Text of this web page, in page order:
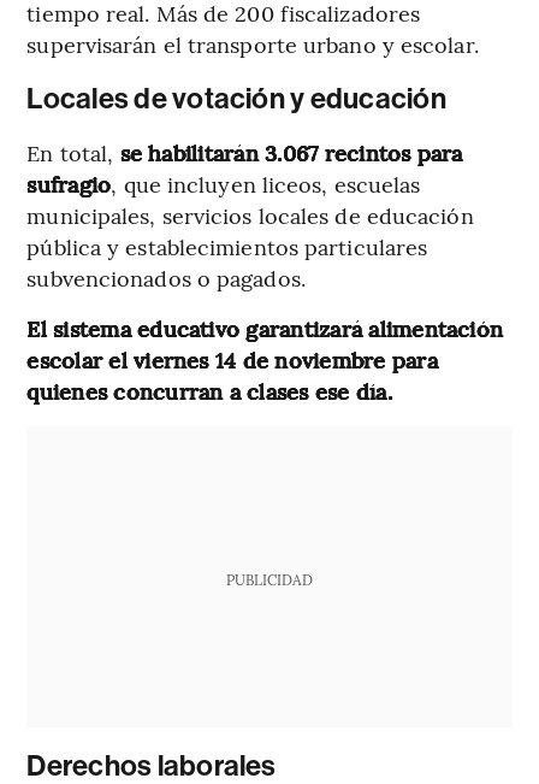
tiempo real. Más de 200 fiscalizadores
supervisarán el transporte urbano y escolar.
Locales de votación y educación
En total, se habilitarán 3.067 recintos para
sufragio, que incluyen liceos, escuelas
municipales, servicios locales de educación
pública y establecimientos particulares
subvencionados o pagados.
El sistema educativo garantizará alimentación
escolar el viernes 14 de noviembre para
quienes concurran a clases ese día.
PUBLICIDAD
Derechos laborales